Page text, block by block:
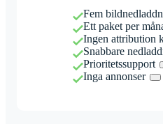
Fem
Ett paket per
Ingen attribution
Snabbare
Prioritetssupport
Inga annonser